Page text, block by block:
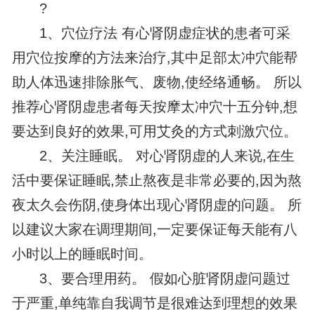
?
1、穴位疗法 有心肾阴虚症状的患者可采
用穴位按摩的方法来治疗,其中足部太冲穴能帮
助人体迅速排除胀气、废物,使经络通畅。 所以
推荐心肾阴虚患者每天按摩太冲穴十五分钟,想
要达到良好的效果,可用艾灸的方式刺激穴位。
2、关注睡眠。 对心肾阴虚的人来说,在生
活中要保证睡眠,禁止熬夜是非常必要的,因为熬
夜太久会伤阴,使身体出现心肾阴虚的问题。 所
以建议大家在调理期间,一定要保证每天能有八
小时以上的睡眠时间。
3、要合理用药。 假如心脏肾阴虚问题过
于严重,单纯靠自我调节是很难达到理想的效果